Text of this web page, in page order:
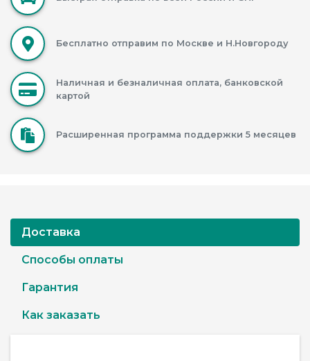
Бесплатно отправим по Москве и Н.Новгороду
Наличная и безналичная оплата, банковской
картой
Расширенная программа поддержки 5 месяцев
Доставка
Способы оплаты
Гарантия
Как заказать